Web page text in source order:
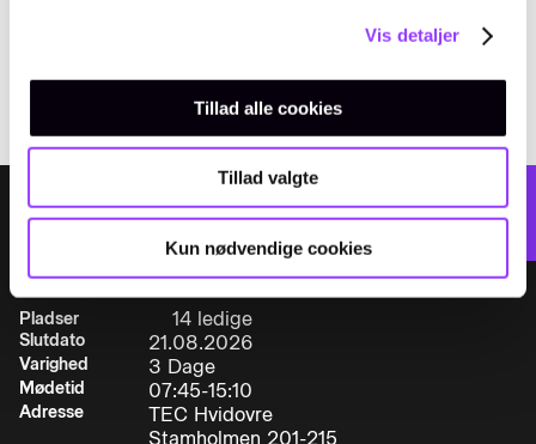
Vis detaljer
Tillad alle cookies
Tillad valgte
Kun nødvendige cookies
• Ulykkesstatistik
• Kendskab til menneskelige, materielle og
økonomiske følger af ulykker
• Kendskab til forebyggelse af arbejdsulykker,
herunder værnemidlerDeltageren kan på
baggrund af denne viden:
• Forebygge ulykker i virksomheden, i eller ved
køretøjet, samt ved brug af hjælpeudstyr
VÆLG DATO: Tilmeld
Pladser 14 ledige
Slutdato 21.08.2026
Varighed 3 Dage
Mødetid 07:45-15:10
Adresse
TEC Hvidovre
Stamholmen 201-215